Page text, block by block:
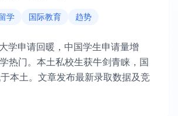
学 国际教育 趋势
学申请回暖，中国学生申请量增
热门。本土私校生获牛剑青睐，国
本土。文章发布最新录取数据及竞